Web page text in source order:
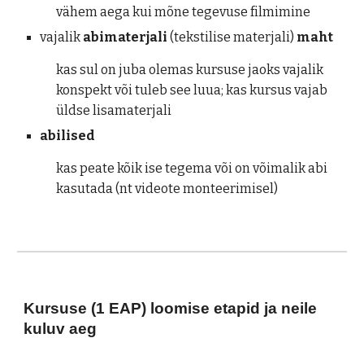
vähem aega kui mõne tegevuse filmimine
vajalik abimaterjali (tekstilise materjali) maht
kas sul on juba olemas kursuse jaoks vajalik
konspekt või tuleb see luua; kas kursus vajab
üldse lisamaterjali
abilised
kas peate kõik ise tegema või on võimalik abi
kasutada (nt videote monteerimisel)
Kursuse (1 EAP) loomise etapid ja neile
kuluv aeg